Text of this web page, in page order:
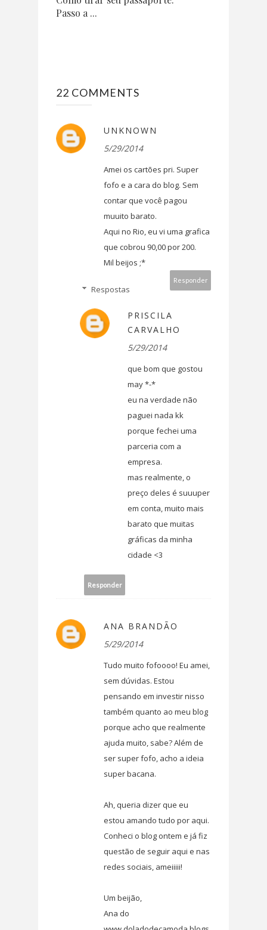
Passo a ...
22 COMMENTS
UNKNOWN
5/29/2014
Amei os cartões pri. Super
fofo e a cara do blog. Sem
contar que você pagou
muuito barato.
Aqui no Rio, eu vi uma grafica
que cobrou 90,00 por 200.
Mil beijos ;*
Responder
Respostas
PRISCILA
CARVALHO
5/29/2014
que bom que gostou
may *-*
eu na verdade não
paguei nada kk
porque fechei uma
parceria com a
empresa.
mas realmente, o
preço deles é suuuper
em conta, muito mais
barato que muitas
gráficas da minha
cidade <3
Responder
ANA BRANDÃO
5/29/2014
Tudo muito fofoooo! Eu amei,
sem dúvidas. Estou
pensando em investir nisso
também quanto ao meu blog
porque acho que realmente
ajuda muito, sabe? Além de
ser super fofo, acho a ideia
super bacana.
Ah, queria dizer que eu
estou amando tudo por aqui.
Conheci o blog ontem e já fiz
questão de seguir aqui e nas
redes sociais, ameiiiii!
Um beijão,
Ana do